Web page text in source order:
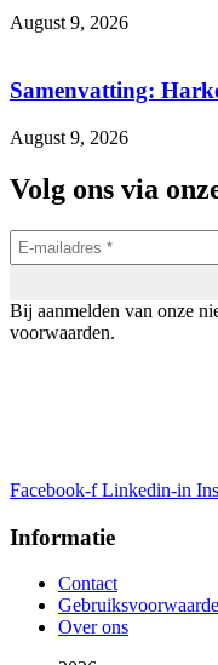
August 9, 2026
Samenvatting:
August 9, 2026
Volg ons via
Bij aanmelden van onze
voorwaarden.
Facebook-f Linkedin-in
Informatie
Contact
Over ons